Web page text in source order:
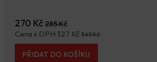
270 Kč285 Kč
Cena s DPH 327 Kč345 Kč
PŘIDAT DO KOŠÍKU